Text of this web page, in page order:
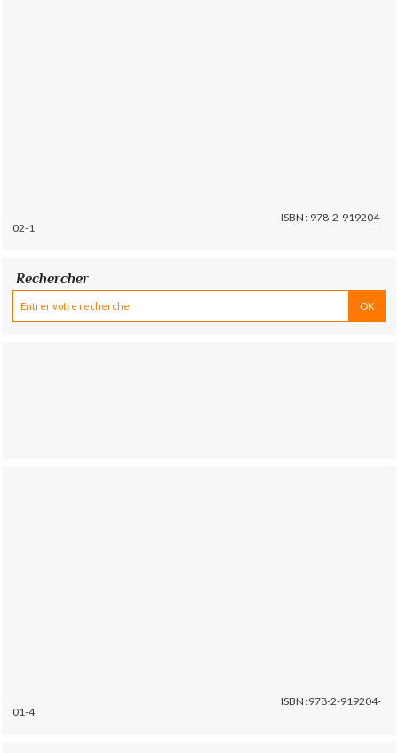
ISBN : 978-2-919204-
02-1
Rechercher
ISBN :978-2-919204-
01-4